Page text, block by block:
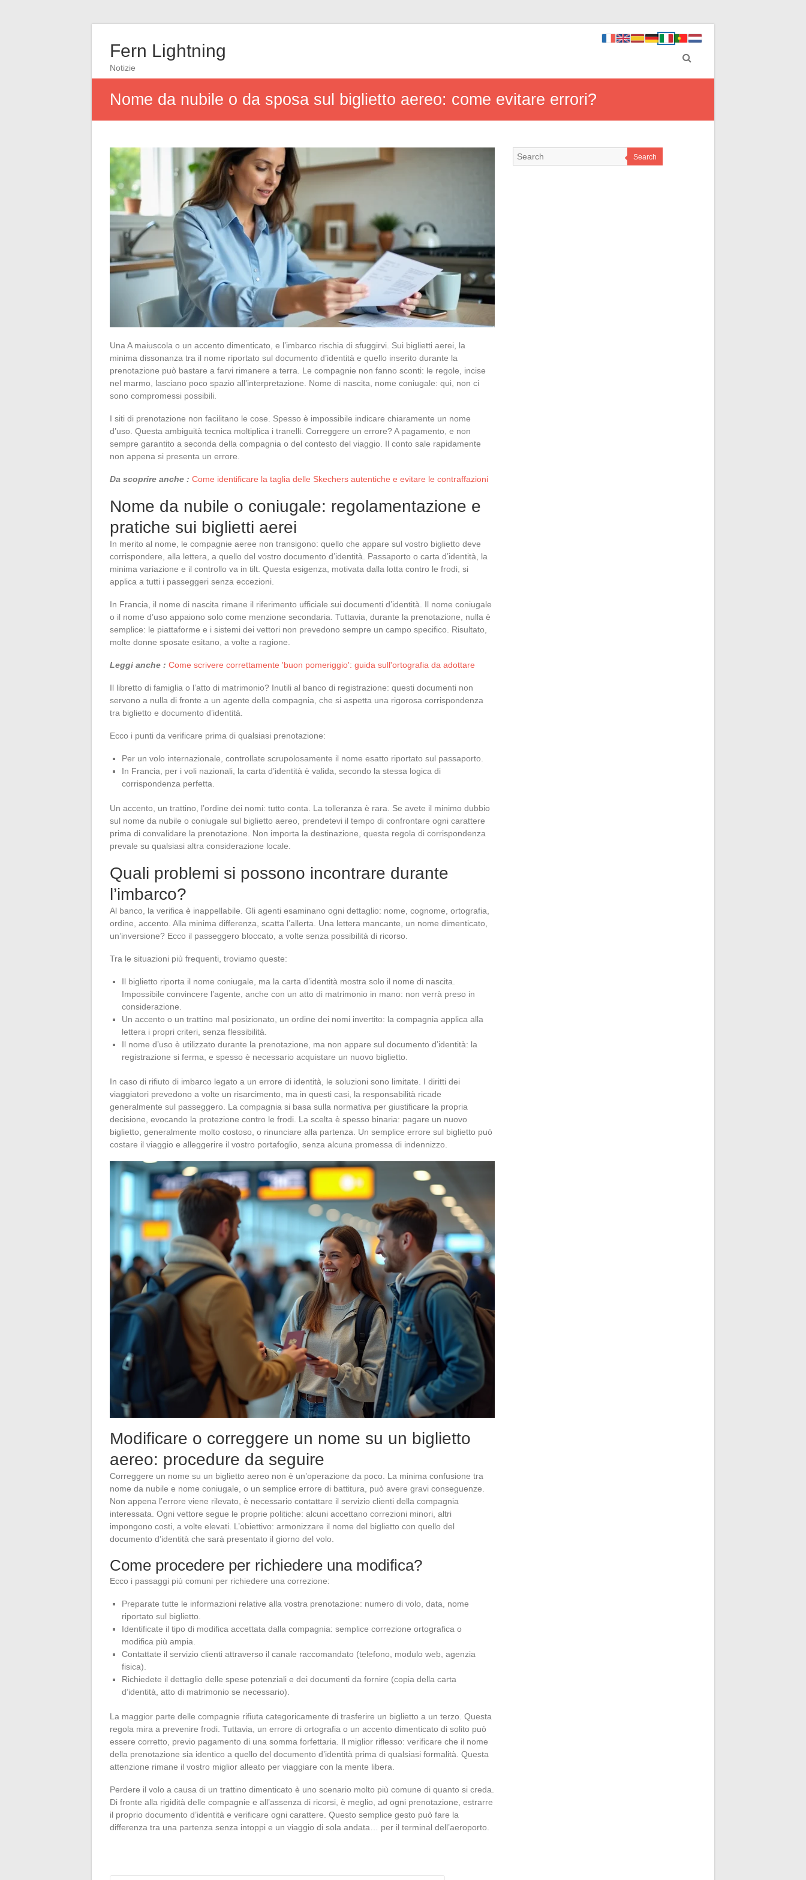
Fern Lightning
Notizie
Nome da nubile o da sposa sul biglietto aereo: come evitare errori?
Una A maiuscola o un accento dimenticato, e l’imbarco rischia di sfuggirvi. Sui biglietti aerei, la
minima dissonanza tra il nome riportato sul documento d’identità e quello inserito durante la
prenotazione può bastare a farvi rimanere a terra. Le compagnie non fanno sconti: le regole, incise
nel marmo, lasciano poco spazio all’interpretazione. Nome di nascita, nome coniugale: qui, non ci
sono compromessi possibili.
I siti di prenotazione non facilitano le cose. Spesso è impossibile indicare chiaramente un nome
d’uso. Questa ambiguità tecnica moltiplica i tranelli. Correggere un errore? A pagamento, e non
sempre garantito a seconda della compagnia o del contesto del viaggio. Il conto sale rapidamente
non appena si presenta un errore.
Da scoprire anche : Come identificare la taglia delle Skechers autentiche e evitare le contraffazioni
Nome da nubile o coniugale: regolamentazione e
pratiche sui biglietti aerei
In merito al nome, le compagnie aeree non transigono: quello che appare sul vostro biglietto deve
corrispondere, alla lettera, a quello del vostro documento d’identità. Passaporto o carta d’identità, la
minima variazione e il controllo va in tilt. Questa esigenza, motivata dalla lotta contro le frodi, si
applica a tutti i passeggeri senza eccezioni.
In Francia, il nome di nascita rimane il riferimento ufficiale sui documenti d’identità. Il nome coniugale
o il nome d’uso appaiono solo come menzione secondaria. Tuttavia, durante la prenotazione, nulla è
semplice: le piattaforme e i sistemi dei vettori non prevedono sempre un campo specifico. Risultato,
molte donne sposate esitano, a volte a ragione.
Leggi anche : Come scrivere correttamente 'buon pomeriggio': guida sull'ortografia da adottare
Il libretto di famiglia o l’atto di matrimonio? Inutili al banco di registrazione: questi documenti non
servono a nulla di fronte a un agente della compagnia, che si aspetta una rigorosa corrispondenza
tra biglietto e documento d’identità.
Ecco i punti da verificare prima di qualsiasi prenotazione:
Per un volo internazionale, controllate scrupolosamente il nome esatto riportato sul passaporto.
In Francia, per i voli nazionali, la carta d’identità è valida, secondo la stessa logica di
corrispondenza perfetta.
Un accento, un trattino, l’ordine dei nomi: tutto conta. La tolleranza è rara. Se avete il minimo dubbio
sul nome da nubile o coniugale sul biglietto aereo, prendetevi il tempo di confrontare ogni carattere
prima di convalidare la prenotazione. Non importa la destinazione, questa regola di corrispondenza
prevale su qualsiasi altra considerazione locale.
Quali problemi si possono incontrare durante
l’imbarco?
Al banco, la verifica è inappellabile. Gli agenti esaminano ogni dettaglio: nome, cognome, ortografia,
ordine, accento. Alla minima differenza, scatta l’allerta. Una lettera mancante, un nome dimenticato,
un’inversione? Ecco il passeggero bloccato, a volte senza possibilità di ricorso.
Tra le situazioni più frequenti, troviamo queste:
Il biglietto riporta il nome coniugale, ma la carta d’identità mostra solo il nome di nascita.
Impossibile convincere l’agente, anche con un atto di matrimonio in mano: non verrà preso in
considerazione.
Un accento o un trattino mal posizionato, un ordine dei nomi invertito: la compagnia applica alla
lettera i propri criteri, senza flessibilità.
Il nome d’uso è utilizzato durante la prenotazione, ma non appare sul documento d’identità: la
registrazione si ferma, e spesso è necessario acquistare un nuovo biglietto.
In caso di rifiuto di imbarco legato a un errore di identità, le soluzioni sono limitate. I diritti dei
viaggiatori prevedono a volte un risarcimento, ma in questi casi, la responsabilità ricade
generalmente sul passeggero. La compagnia si basa sulla normativa per giustificare la propria
decisione, evocando la protezione contro le frodi. La scelta è spesso binaria: pagare un nuovo
biglietto, generalmente molto costoso, o rinunciare alla partenza. Un semplice errore sul biglietto può
costare il viaggio e alleggerire il vostro portafoglio, senza alcuna promessa di indennizzo.
Modificare o correggere un nome su un biglietto
aereo: procedure da seguire
Correggere un nome su un biglietto aereo non è un’operazione da poco. La minima confusione tra
nome da nubile e nome coniugale, o un semplice errore di battitura, può avere gravi conseguenze.
Non appena l’errore viene rilevato, è necessario contattare il servizio clienti della compagnia
interessata. Ogni vettore segue le proprie politiche: alcuni accettano correzioni minori, altri
impongono costi, a volte elevati. L’obiettivo: armonizzare il nome del biglietto con quello del
documento d’identità che sarà presentato il giorno del volo.
Come procedere per richiedere una modifica?
Ecco i passaggi più comuni per richiedere una correzione:
Preparate tutte le informazioni relative alla vostra prenotazione: numero di volo, data, nome
riportato sul biglietto.
Identificate il tipo di modifica accettata dalla compagnia: semplice correzione ortografica o
modifica più ampia.
Contattate il servizio clienti attraverso il canale raccomandato (telefono, modulo web, agenzia
fisica).
Richiedete il dettaglio delle spese potenziali e dei documenti da fornire (copia della carta
d’identità, atto di matrimonio se necessario).
La maggior parte delle compagnie rifiuta categoricamente di trasferire un biglietto a un terzo. Questa
regola mira a prevenire frodi. Tuttavia, un errore di ortografia o un accento dimenticato di solito può
essere corretto, previo pagamento di una somma forfettaria. Il miglior riflesso: verificare che il nome
della prenotazione sia identico a quello del documento d’identità prima di qualsiasi formalità. Questa
attenzione rimane il vostro miglior alleato per viaggiare con la mente libera.
Perdere il volo a causa di un trattino dimenticato è uno scenario molto più comune di quanto si creda.
Di fronte alla rigidità delle compagnie e all’assenza di ricorsi, è meglio, ad ogni prenotazione, estrarre
il proprio documento d’identità e verificare ogni carattere. Questo semplice gesto può fare la
differenza tra una partenza senza intoppi e un viaggio di sola andata… per il terminal dell’aeroporto.
Search